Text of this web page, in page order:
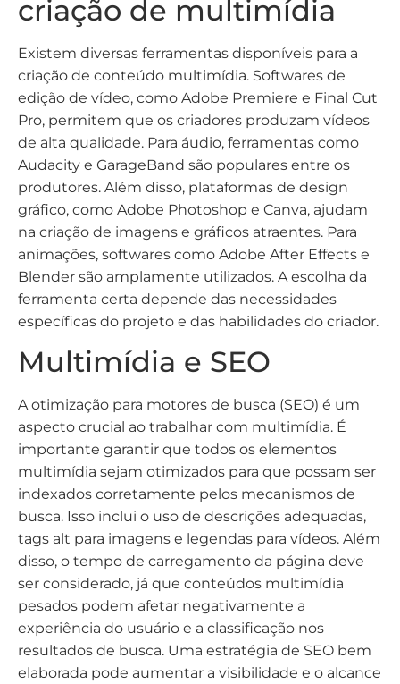
criação de multimídia
Existem diversas ferramentas disponíveis para a
criação de conteúdo multimídia. Softwares de
edição de vídeo, como Adobe Premiere e Final Cut
Pro, permitem que os criadores produzam vídeos
de alta qualidade. Para áudio, ferramentas como
Audacity e GarageBand são populares entre os
produtores. Além disso, plataformas de design
gráfico, como Adobe Photoshop e Canva, ajudam
na criação de imagens e gráficos atraentes. Para
animações, softwares como Adobe After Effects e
Blender são amplamente utilizados. A escolha da
ferramenta certa depende das necessidades
específicas do projeto e das habilidades do criador.
Multimídia e SEO
A otimização para motores de busca (SEO) é um
aspecto crucial ao trabalhar com multimídia. É
importante garantir que todos os elementos
multimídia sejam otimizados para que possam ser
indexados corretamente pelos mecanismos de
busca. Isso inclui o uso de descrições adequadas,
tags alt para imagens e legendas para vídeos. Além
disso, o tempo de carregamento da página deve
ser considerado, já que conteúdos multimídia
pesados podem afetar negativamente a
experiência do usuário e a classificação nos
resultados de busca. Uma estratégia de SEO bem
elaborada pode aumentar a visibilidade e o alcance